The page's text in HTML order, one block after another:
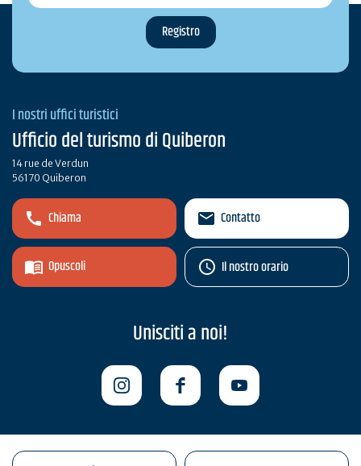
I nostri uffici turistici
Ufficio del turismo di Quiberon
14 rue de Verdun
56170 Quiberon
Chiama
Opuscoli
Contatto
Il nostro orario
Unisciti a noi!